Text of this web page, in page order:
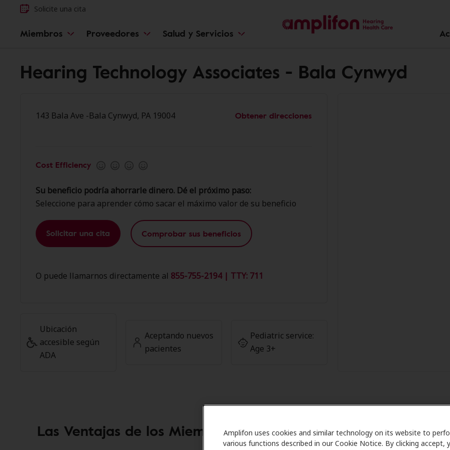
Amplifon uses cookies and similar technology on its website to
various functions described in our Cookie Notice. By clicking accept,
Solicite una cita
Miembros Proveedores Salud y Servicios
Hearing Technology Associates - Bala Cynwyd
143 Bala Ave -Bala Cynwyd, PA 19004 Obtener direcciones
Cost Efficiency
Su beneficio podría ahorrarle dinero. Dé el próximo paso:
Seleccione para aprender cómo sacar el máximo valor de su beneficio
Solicitar una cita Comprobar sus beneficios
O puede llamarnos directamente al 855-755-2194 | TTY: 711
Ubicación
accesible según
ADA
Aceptando nuevos
pacientes
Pediatric service:
Age 3+
Las Ventajas de los Miembros de Amplifon en Hearing